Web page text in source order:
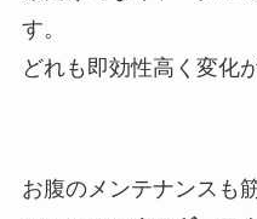
す。
どれも即効性高く変化
お腹のメンテナンスも